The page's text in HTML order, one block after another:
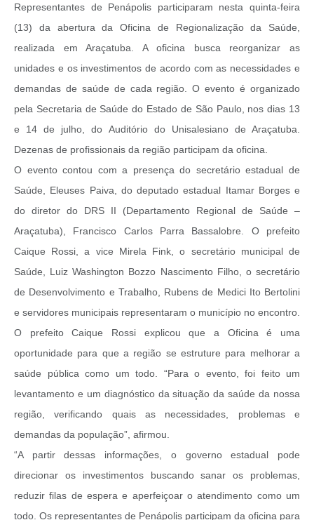
Representantes de Penápolis participaram nesta quinta-feira
(13) da abertura da Oficina de Regionalização da Saúde,
realizada em Araçatuba. A oficina busca reorganizar as
unidades e os investimentos de acordo com as necessidades e
demandas de saúde de cada região. O evento é organizado
pela Secretaria de Saúde do Estado de São Paulo, nos dias 13
e 14 de julho, do Auditório do Unisalesiano de Araçatuba.
Dezenas de profissionais da região participam da oficina.
O evento contou com a presença do secretário estadual de
Saúde, Eleuses Paiva, do deputado estadual Itamar Borges e
do diretor do DRS II (Departamento Regional de Saúde –
Araçatuba), Francisco Carlos Parra Bassalobre. O prefeito
Caique Rossi, a vice Mirela Fink, o secretário municipal de
Saúde, Luiz Washington Bozzo Nascimento Filho, o secretário
de Desenvolvimento e Trabalho, Rubens de Medici Ito Bertolini
e servidores municipais representaram o município no encontro.
O prefeito Caique Rossi explicou que a Oficina é uma
oportunidade para que a região se estruture para melhorar a
saúde pública como um todo. “Para o evento, foi feito um
levantamento e um diagnóstico da situação da saúde da nossa
região, verificando quais as necessidades, problemas e
demandas da população”, afirmou.
“A partir dessas informações, o governo estadual pode
direcionar os investimentos buscando sanar os problemas,
reduzir filas de espera e aperfeiçoar o atendimento como um
todo. Os representantes de Penápolis participam da oficina para